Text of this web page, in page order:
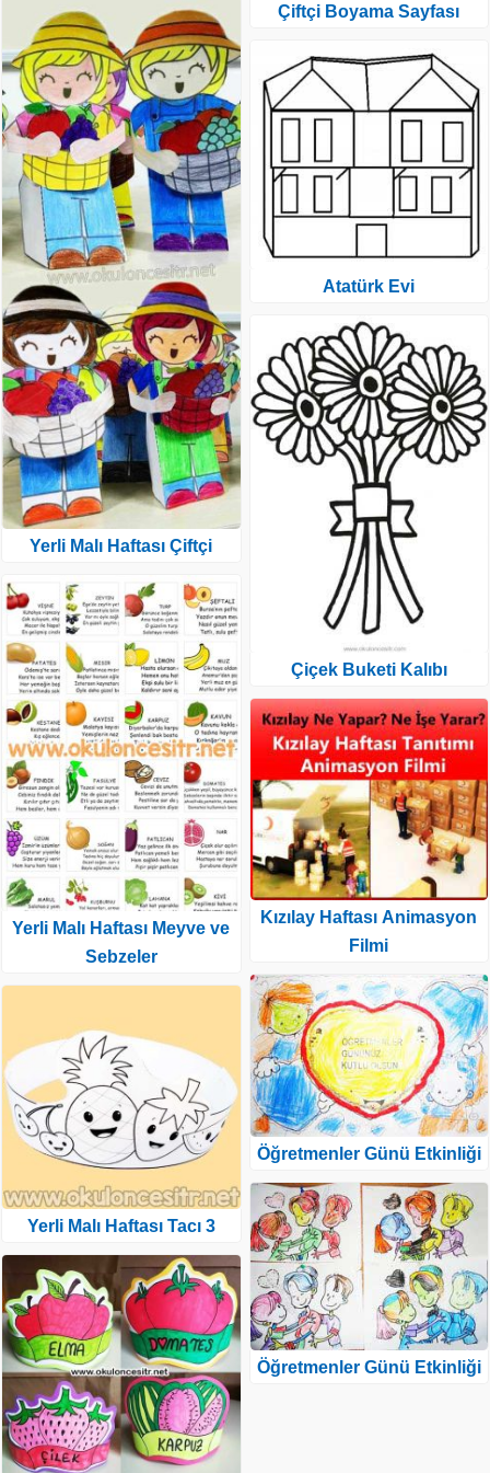
Yerli Malı Haftası Çiftçi
Yerli Malı Haftası Meyve ve
Sebzeler
Yerli Malı Haftası Tacı 3
Çiftçi Boyama Sayfası
Atatürk Evi
Çiçek Buketi Kalıbı
Kızılay Haftası Animasyon
Filmi
Öğretmenler Günü Etkinliği
Öğretmenler Günü Etkinliği